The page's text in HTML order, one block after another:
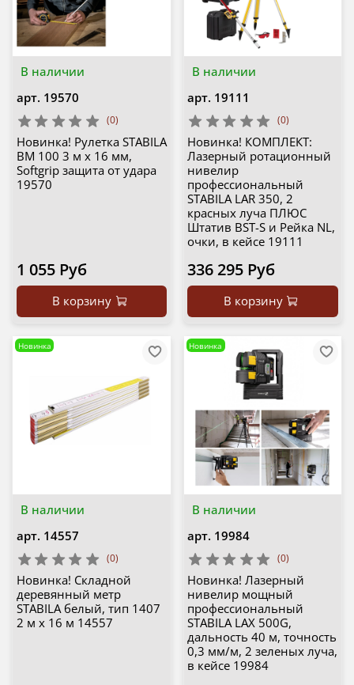
В наличии
арт. 19570
(0)
Новинка! Рулетка STABILA
BM 100 3 м х 16 мм,
Softgrip защита от удара
19570
1 055 Руб
В корзину
В наличии
арт. 19111
(0)
Новинка! КОМПЛЕКТ:
Лазерный ротационный
нивелир
профессиональный
STABILA LAR 350, 2
красных луча ПЛЮС
Штатив BST-S и Рейка NL,
очки, в кейсе 19111
336 295 Руб
В корзину
В наличии
Новинка
арт. 14557
(0)
Новинка! Складной
деревянный метр
STABILA белый, тип 1407
2 м х 16 м 14557
В наличии
Новинка
арт. 19984
(0)
Новинка! Лазерный
нивелир мощный
профессиональный
STABILA LAX 500G,
дальность 40 м, точность
0,3 мм/м, 2 зеленых луча,
в кейсе 19984